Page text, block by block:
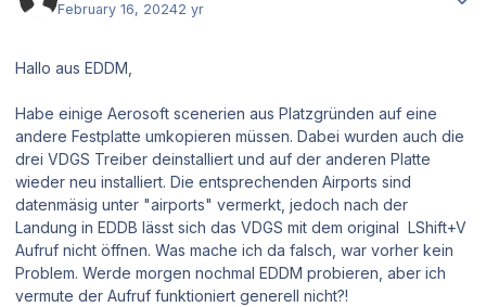
February 16, 20242 yr
Hallo aus EDDM,
Habe einige Aerosoft scenerien aus Platzgründen auf eine
andere Festplatte umkopieren müssen. Dabei wurden auch die
drei VDGS Treiber deinstalliert und auf der anderen Platte
wieder neu installiert. Die entsprechenden Airports sind
datenmäsig unter "airports" vermerkt, jedoch nach der
Landung in EDDB lässt sich das VDGS mit dem original LShift+V
Aufruf nicht öffnen. Was mache ich da falsch, war vorher kein
Problem. Werde morgen nochmal EDDM probieren, aber ich
vermute der Aufruf funktioniert generell nicht?!